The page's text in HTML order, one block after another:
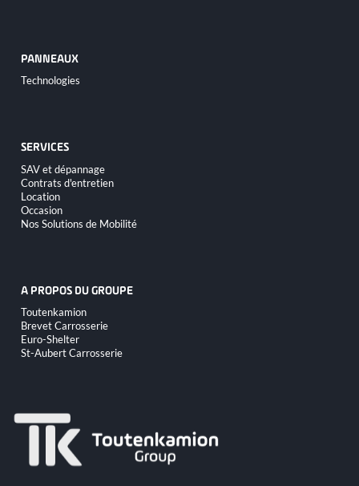
PANNEAUX
Aller
au
Technologies
SERVICES
Aller
au
contenu
SAV et dépannage
Contrats d'entretien
Location
Occasion
Nos Solutions de Mobilité
A PROPOS DU GROUPE
Aller
au
contenu
Toutenkamion
Brevet Carrosserie
Euro-Shelter
St-Aubert Carrosserie